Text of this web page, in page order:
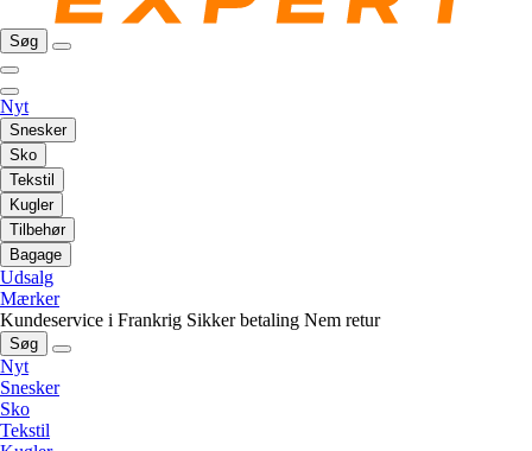
Søg
Nyt
Snesker
Sko
Tekstil
Kugler
Tilbehør
Bagage
Udsalg
Mærker
Kundeservice i Frankrig Sikker betaling Nem retur
Søg
Nyt
Snesker
Sko
Tekstil